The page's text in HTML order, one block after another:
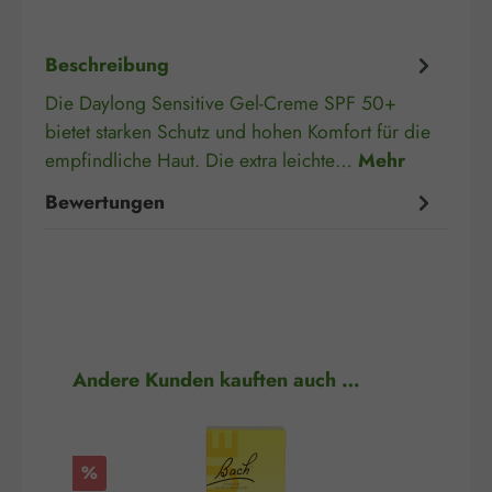
Beschreibung
Die Daylong Sensitive Gel-Creme SPF 50+
bietet starken Schutz und hohen Komfort für die
empfindliche Haut. Die extra leichte… Mehr
Bewertungen
Produktgalerie überspringen
Andere Kunden kauften auch …
Rabatt
%